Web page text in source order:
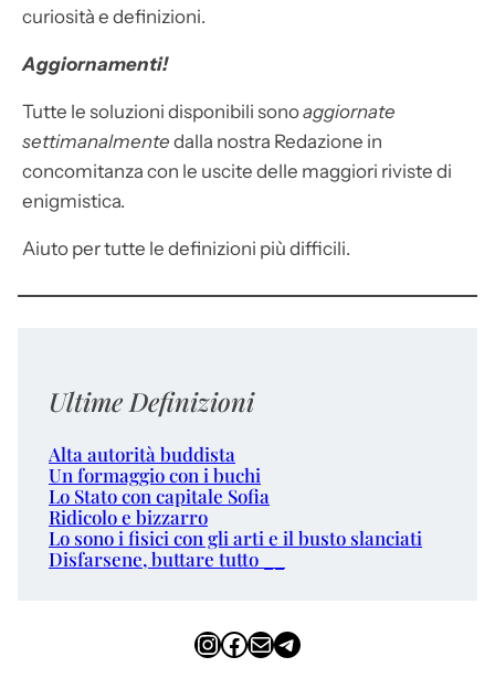
curiosità e definizioni.
Aggiornamenti!
Tutte le soluzioni disponibili sonoaggiornate
settimanalmente dalla nostra Redazione in
concomitanza con le uscite delle maggiori riviste di
enigmistica.
Aiuto per tutte le definizioni più difficili.
Ultime Definizioni
Alta autorità buddista
Un formaggio con i buchi
Lo Stato con capitale Sofia
Ridicolo e bizzarro
Lo sono i fisici con gli arti e il busto slanciati
Disfarsene, buttare tutto __
InstagramFacebook Email Telegram